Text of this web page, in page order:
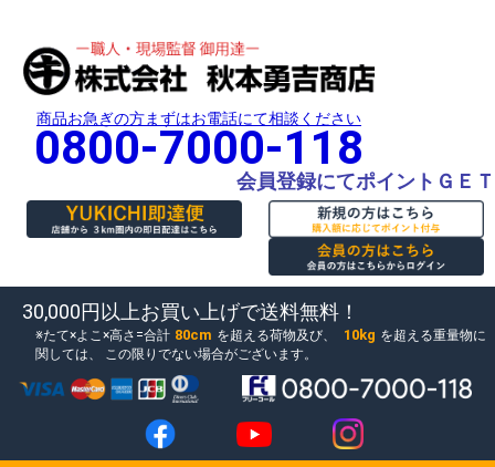
商品お急ぎの方まずはお電話にて相談ください
0800-7000-118
会員登録にてポイントＧＥＴ
30,000円以上お買い上げで送料無料！
たて×よこ×高さ=合計 80cm を超える荷物及び、 10kg を超える重量物に
関しては、
この限りでない場合がございます。